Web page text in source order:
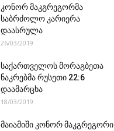
კონორ მაკგრეგორმა
საბრძოლო კარიერა
დაასრულა
26/03/2019
საქართველოს მორაგბეთა
ნაკრებმა რუსეთი 22:6
დაამარცხა
18/03/2019
მაიამიში კონორ მაკგრეგორი